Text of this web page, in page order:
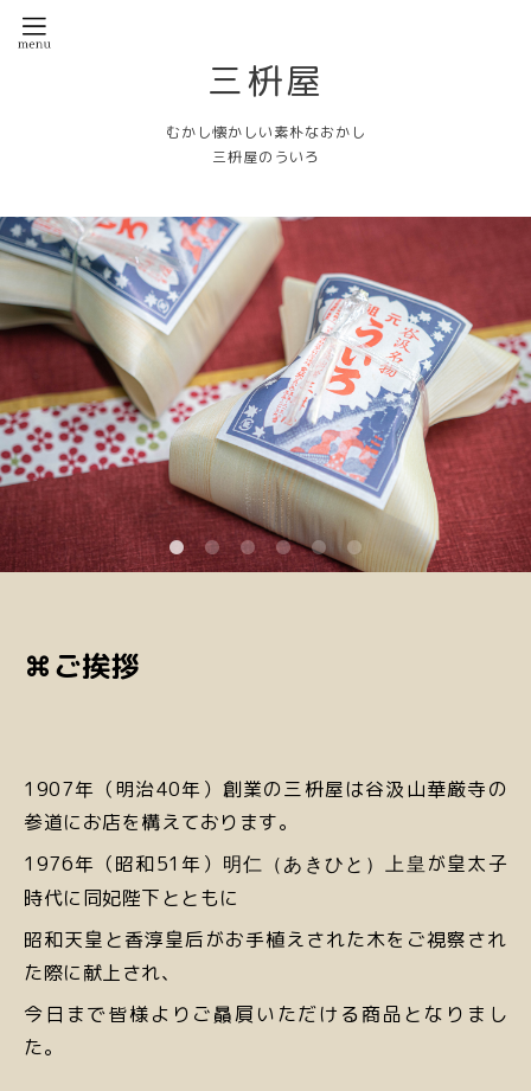
三枡屋
むかし懐かしい素朴なおかし
三枡屋のういろ
⌘ご挨拶
1907年（明治40年）創業の三枡屋は谷汲山華厳寺の
参道にお店を構えております。
1976年（昭和51年）
明仁（あきひと）上皇 が皇太子
時代に同妃陛下とともに
昭和天皇と香淳皇后がお手植えされた木をご視察され
た際に献上され、
今日まで皆様より ご贔屓いただける商品となりまし
た。